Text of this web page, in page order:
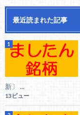
最近読まれた記事
新〕 ...
13ビュー